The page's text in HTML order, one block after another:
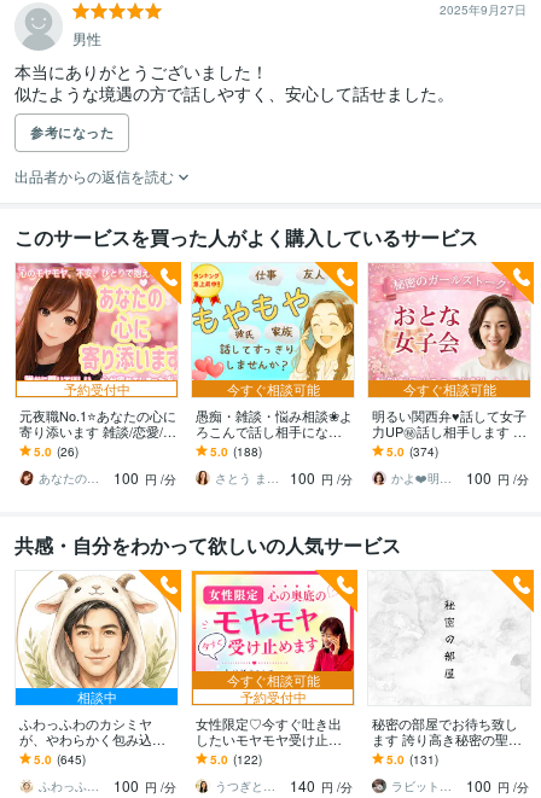
2025年9月27日
男性
本当にありがとうございました！
参考になった
出品者からの返信を読む
このサービスを買った人がよく購入しているサービス
予約受付中
元夜職No.1⭐️あなたの心に
寄り添います 雑談/恋愛/悩
み/子育て/スピリチュアル/
どんな話もok☘️
5.0 (26)
あなたの安全地帯⭐️hikari
100 円 /分
今すぐ相談可能
愚痴・雑談・悩み相談❀よ
ろこんで話し相手になり
ます 職場の人間関係・仕
事・夫婦・親子❀どんなお
話もお聴きします❀
5.0 (188)
さとう まり✤悩めるあなたのそばにいます
100 円 /分
今すぐ相談可能
明るい関西弁♥️話して女子
力UP㊙️話し相手します ス
トレス発散！雑談・愚
痴・恋バナ・悩み・惚
気・自慢・人間関係
5.0 (374)
かよ❤️明日が少し楽しみになる場所
100 円 /分
共感・自分をわかって欲しいの人気サービス
相談中
ふわっふわのカシミヤ
が、やわらかく包み込み
ます ☘️もふもふに包まれ
て、心、ほどける☘️
5.0 (645)
ふわっふわのカシミヤ
100 円 /分
今すぐ相談可能
予約受付中
女性限定♡今すぐ吐き出
したいモヤモヤ受け止め
ます 否定せず優しく寄り
添います♪たまった想いを
吐き出して心に余白
5.0 (122)
うつぎともこ（けんちゃんママ♪）
140 円 /分
秘密の部屋でお待ち致し
ます 誇り高き秘密の聖地
へようこそ！
5.0 (131)
ラビット赤石
100 円 /分